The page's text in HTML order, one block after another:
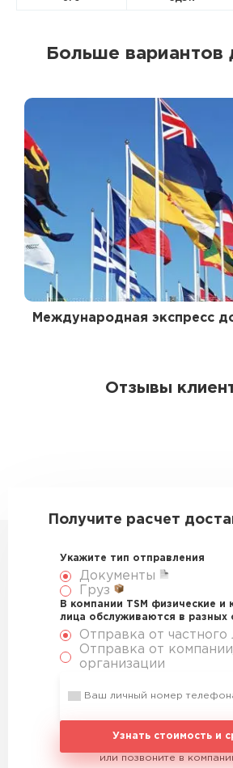
Больше вариантов
Международная экспресс
Отзывы
Получите расчет
Укажите тип отправления
Документы
Груз
В компании TSM физические и
лица обслуживаются в разных
Отправка от частного
Отправка от
организации
Узнать стоимость и
или позвоните в